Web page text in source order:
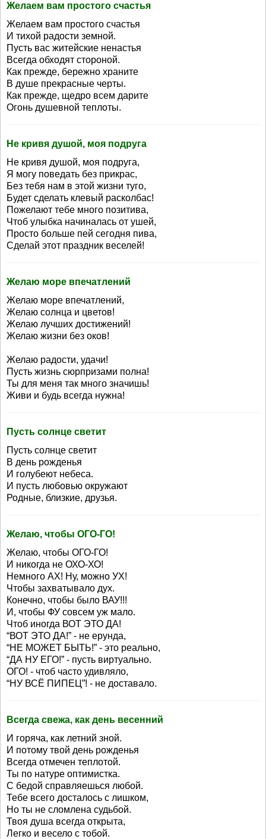
Желаем вам простого счастья
Желаем вам простого счастья
И тихой радости земной.
Пусть вас житейские ненастья
Всегда обходят стороной.
Как прежде, бережно храните
В душе прекрасные черты.
Как прежде, щедро всем дарите
Огонь душевной теплоты.
Не кривя душой, моя подруга
Не кривя душой, моя подруга,
Я могу поведать без прикрас,
Без тебя нам в этой жизни туго,
Будет сделать клевый расколбас!
Пожелают тебе много позитива,
Чтоб улыбка начиналась от ушей,
Просто больше пей сегодня пива,
Сделай этот праздник веселей!
Желаю море впечатлений
Желаю море впечатлений,
Желаю солнца и цветов!
Желаю лучших достижений!
Желаю жизни без оков!
Желаю радости, удачи!
Пусть жизнь сюрпризами полна!
Ты для меня так много значишь!
Живи и будь всегда нужна!
Пусть солнце светит
Пусть солнце светит
В день рожденья
И голубеют небеса.
И пусть любовью окружают
Родные, близкие, друзья.
Желаю, чтобы ОГО-ГО!
Желаю, чтобы ОГО-ГО!
И никогда не ОХО-ХО!
Немного АХ! Ну, можно УХ!
Чтобы захватывало дух.
Конечно, чтобы было ВАУ!!!
И, чтобы ФУ совсем уж мало.
Чтоб иногда ВОТ ЭТО ДА!
“ВОТ ЭТО ДА!” - не ерунда,
“НЕ МОЖЕТ БЫТЬ!” - это реально,
“ДА НУ ЕГО!” - пусть виртуально.
ОГО! - чтоб часто удивляло,
“НУ ВСЁ ПИПЕЦ”! - не доставало.
Всегда свежа, как день весенний
И горяча, как летний зной.
И потому твой день рожденья
Всегда отмечен теплотой.
Ты по натуре оптимистка.
С бедой справляешься любой.
Тебе всего досталось с лишком,
Но ты не сломлена судьбой.
Твоя душа всегда открыта,
Легко и весело с тобой.